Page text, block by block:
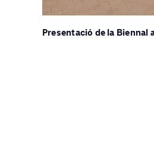
Presentació de la Biennal